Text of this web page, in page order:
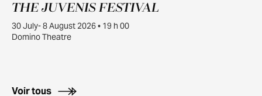
JUILL.
30
THE JUVENIS FESTIVAL
30 July- 8 August 2026 • 19 h 00
Domino Theatre
Voir tous